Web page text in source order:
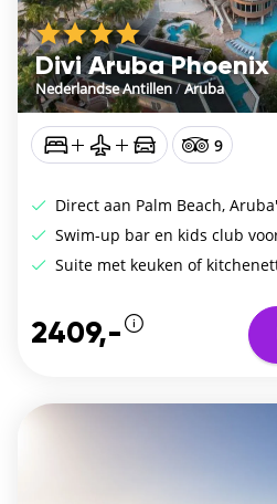
Divi Aruba Phoenix
Nederlandse Antillen/Aruba
9
Direct aan Palm Beach,
Swim-up bar en kids club
Suite met keuken of
2409,-